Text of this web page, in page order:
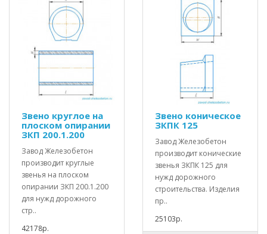
Звено круглое на
плоском опирании
ЗКП 200.1.200
Завод Железобетон
производит круглые
звенья на плоском
опирании ЗКП 200.1.200
для нужд дорожного
стр..
42178р.
Звено коническое
ЗКПК 125
Завод Железобетон
производит конические
звенья ЗКПК 125 для
нужд дорожного
строительства. Изделия
пр..
25103р.